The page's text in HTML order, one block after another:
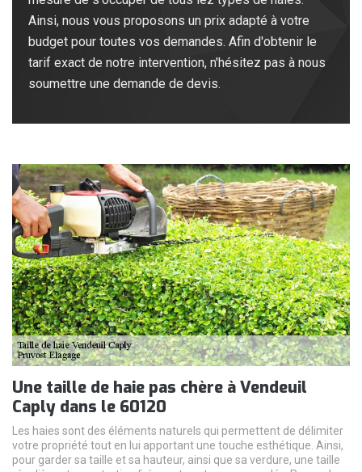
Ainsi, nous vous proposons un prix adapté à votre
budget pour toutes vos demandes. Afin d'obtenir le
tarif exact de notre intervention, n'hésitez pas à nous
soumettre une demande de devis.
Une taille de haie pas chère à Vendeuil
Caply dans le 60120
Les haies sont des éléments naturels qui permettent de délimiter
votre propriété tout en lui apportant une touche esthétique. Ainsi,
pour garder sa taille et sa hauteur, ainsi que sa verdure, une taille